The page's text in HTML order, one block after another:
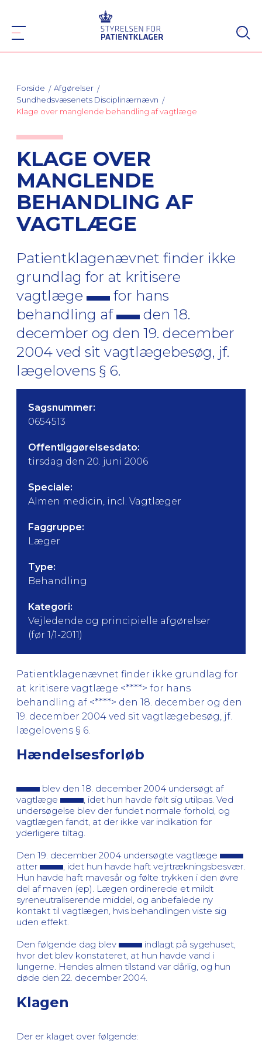
Forside
Afgørelser
Sundhedsvæsenets Disciplinærnævn
Klage over manglende behandling af vagtlæge
KLAGE OVER
MANGLENDE
BEHANDLING AF
VAGTLÆGE
Patientklagenævnet finder ikke
grundlag for at kritisere
vagtlæge
for hans
behandling af
den 18.
december og den 19. december
2004 ved sit vagtlægebesøg, jf.
lægelovens § 6.
Sagsnummer:
0654513
Offentliggørelsesdato:
tirsdag den 20. juni 2006
Speciale:
Almen medicin, incl. Vagtlæger
Faggruppe:
Læger
Type:
Behandling
Kategori:
Vejledende og principielle afgørelser
(før 1/1-2011)
Patientklagenævnet finder ikke grundlag for
at kritisere vagtlæge <****> for hans
behandling af <****> den 18. december og den
19. december 2004 ved sit vagtlægebesøg, jf.
lægelovens § 6.
Hændelsesforløb
blev den 18. december 2004 undersøgt af
vagtlæge
, idet hun havde følt sig utilpas. Ved
undersøgelse blev der fundet normale forhold, og
vagtlægen fandt, at der ikke var indikation for
yderligere tiltag.
Den 19. december 2004 undersøgte vagtlæge
atter
, idet hun havde haft vejrtrækningsbesvær.
Hun havde haft mavesår og følte trykken i den øvre
del af maven (ep). Lægen ordinerede et mildt
syreneutraliserende middel, og anbefalede ny
kontakt til vagtlægen, hvis behandlingen viste sig
uden effekt.
Den følgende dag blev
indlagt på sygehuset,
hvor det blev konstateret, at hun havde vand i
lungerne. Hendes almen tilstand var dårlig, og hun
døde den 22. december 2004.
Klagen
Der er klaget over følgende: